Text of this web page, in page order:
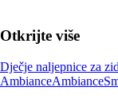
Otkrijte više
Dječje naljepnice za zid
AmbianceAmbiance